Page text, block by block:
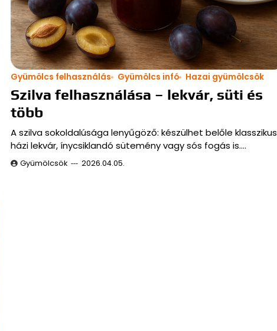
Gyümölcs felhasználás Gyümölcs infó Hazai gyümölcsök
Szilva felhasználása – lekvár, süti és
több
A szilva sokoldalúsága lenyűgöző: készülhet belőle klasszikus
házi lekvár, ínycsiklandó sütemény vagy sós fogás is.…
Gyümölcsök 2026.04.05.